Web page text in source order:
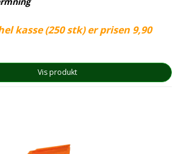
kasse (250 stk) er prisen 9,90
Vis produkt